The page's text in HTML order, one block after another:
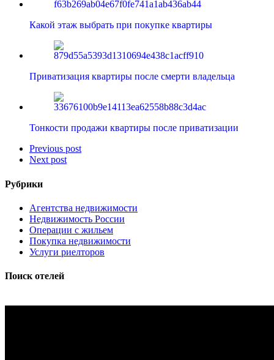
Какой этаж выбрать при покупке квартиры
Приватизация квартиры после смерти владельца
Тонкости продажи квартиры после приватизации
Previous post
Next post
Рубрики
Агентства недвижимости
Недвижимость России
Операции с жильем
Покупка недвижимости
Услуги риелторов
Поиск отелей